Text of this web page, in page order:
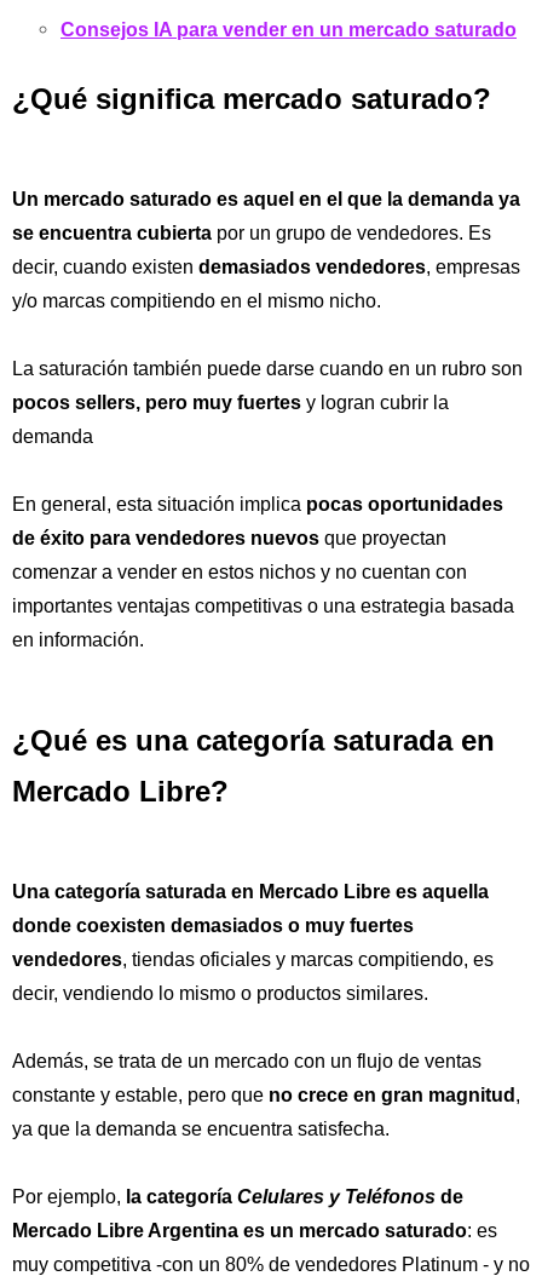
Consejos IA para vender en un mercado saturado
¿Qué significa mercado saturado?
Un mercado saturado es aquel en el que la demanda ya
se encuentra cubierta por un grupo de vendedores. Es
decir, cuando existen demasiados vendedores, empresas
y/o marcas compitiendo en el mismo nicho.
La saturación también puede darse cuando en un rubro son
pocos sellers, pero muy fuertes y logran cubrir la
demanda
En general, esta situación implica pocas oportunidades
de éxito para vendedores nuevos que proyectan
comenzar a vender en estos nichos y no cuentan con
importantes ventajas competitivas o una estrategia basada
en información.
¿Qué es una categoría saturada en
Mercado Libre?
Una categoría saturada en Mercado Libre es aquella
donde coexisten demasiados o muy fuertes
vendedores, tiendas oficiales y marcas compitiendo, es
decir, vendiendo lo mismo o productos similares.
Además, se trata de un mercado con un flujo de ventas
constante y estable, pero que no crece en gran magnitud ,
ya que la demanda se encuentra satisfecha.
Por ejemplo, la categoría Celulares y Teléfonos de
Mercado Libre Argentina es un mercado saturado: es
muy competitiva -con un 80% de vendedores Platinum - y no